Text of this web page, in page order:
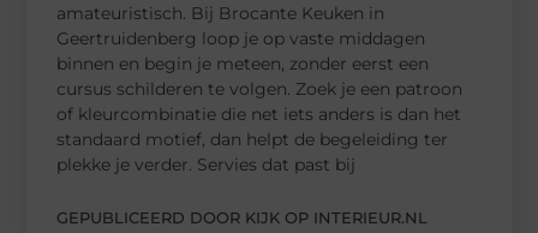
amateuristisch. Bij Brocante Keuken in
Geertruidenberg loop je op vaste middagen
binnen en begin je meteen, zonder eerst een
cursus schilderen te volgen. Zoek je een patroon
of kleurcombinatie die net iets anders is dan het
standaard motief, dan helpt de begeleiding ter
plekke je verder. Servies dat past bij
GEPUBLICEERD DOOR KIJK OP INTERIEUR.NL